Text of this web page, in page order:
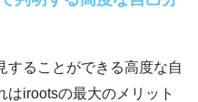
することができる高度な自
はirootsの最大のメリット